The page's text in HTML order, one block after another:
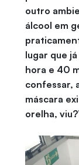
outro
álcool em
lugar que
hora e 40
confessar,
máscara
orelha,